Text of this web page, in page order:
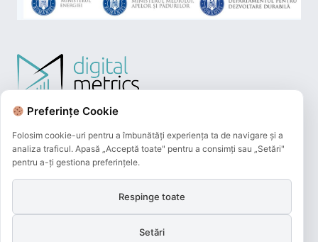
Plățile online efectuate pe acest site
sunt procesate de către Netopia Payments
și beneficiază de 3D-Secure.
Preferințe Cookie
Folosim cookie-uri pentru a îmbunătăți experiența ta de navigare și a
analiza traficul. Apasă „Acceptă toate" pentru a consimți sau „Setări"
pentru a-ți gestiona preferințele.
Respinge toate
Setări